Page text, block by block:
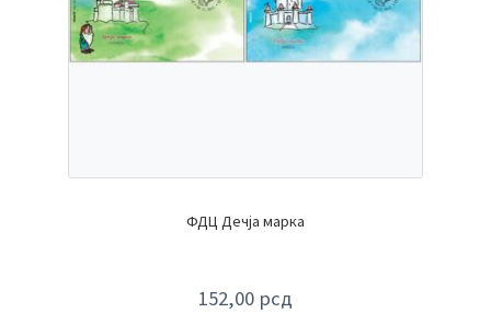
ФДЦ Дечја марка
152,00 рсд